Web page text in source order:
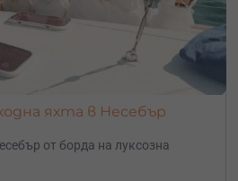
яхта в Несебър
от борда на луксозна